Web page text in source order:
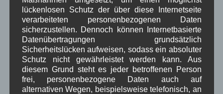
Website
Meinen Namen, E-Mail-Adresse und Website in
diesem Browser für meinen nächsten
Kommentar speichern.
lückenlosen Schutz der über diese Internetseite
verarbeiteten personenbezogenen Daten
sicherzustellen. Dennoch können Internetbasierte
Datenübertragungen grundsätzlich
Sicherheitslücken aufweisen, sodass ein absoluter
Schutz nicht gewährleistet werden kann. Aus
diesem Grund steht es jeder betroffenen Person
frei, personenbezogene Daten auch auf
alternativen Wegen, beispielsweise telefonisch, an